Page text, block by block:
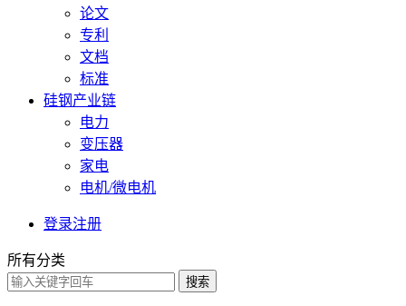
论文
专利
文档
标准
硅钢产业链
电力
变压器
家电
电机/微电机
登录注册
所有分类
搜索